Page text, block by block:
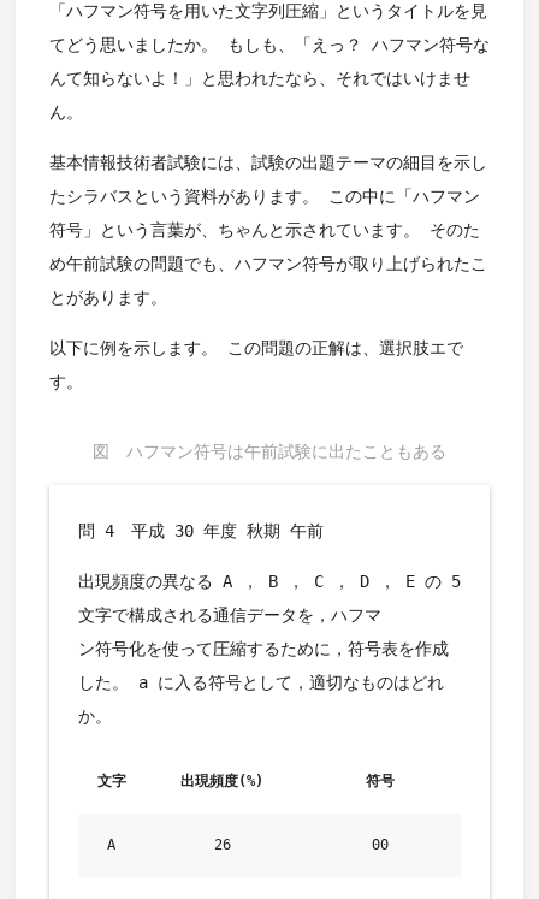
「ハフマン符号を用いた文字列圧縮」というタイトルを見
てどう思いましたか。 もしも、「えっ？ ハフマン符号な
んて知らないよ！」と思われたなら、それではいけませ
ん。
基本情報技術者試験には、試験の出題テーマの細目を示し
たシラバスという資料があります。 この中に「ハフマン
符号」という言葉が、ちゃんと示されています。 そのた
め午前試験の問題でも、ハフマン符号が取り上げられたこ
とがあります。
以下に例を示します。 この問題の正解は、選択肢エで
す。
図 ハフマン符号は午前試験に出たこともある
問 4 平成 30 年度 秋期 午前
出現頻度の異なる A ， B ， C ， D ， E の 5
文字で構成される通信データを，ハフマ
ン符号化を使って圧縮するために，符号表を作成
した。 a に入る符号として，適切なものはどれ
か。
文字 出現頻度(%) 符号
A 26 00